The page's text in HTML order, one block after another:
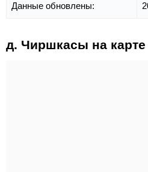
Данные обновлены:
д. Чиршкасы на карте